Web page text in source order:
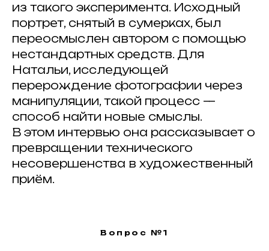
из такого эксперимента. Исходный
портрет, снятый в сумерках, был
переосмыслен автором с помощью
нестандартных средств. Для
Натальи, исследующей
перерождение фотографии через
манипуляции, такой процесс —
способ найти новые смыслы.
В этом интервью она рассказывает о
превращении технического
несовершенства в художественный
приём.
Вопрос №1